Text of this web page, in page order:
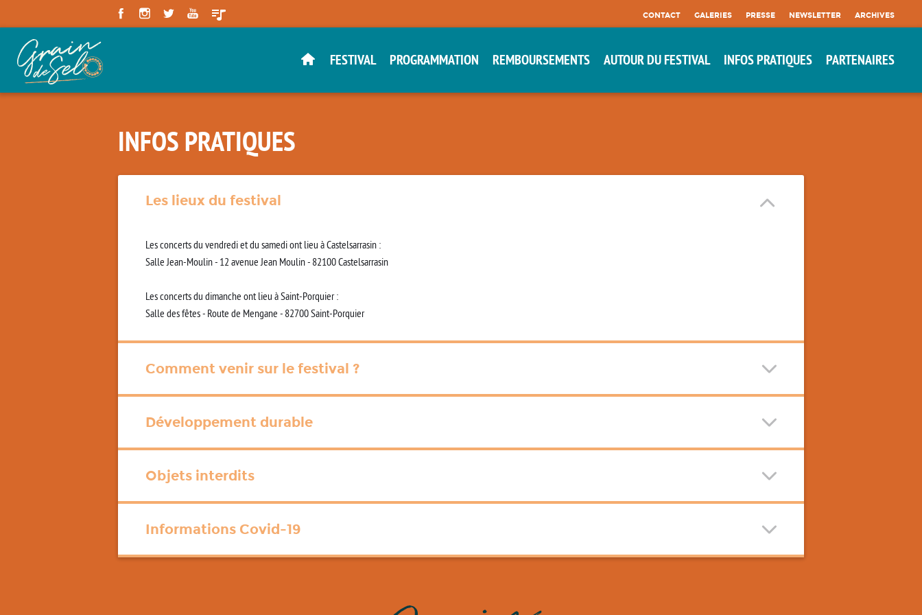
CONTACT GALERIES PRESSE NEWSLETTER ARCHIVES
FESTIVAL PROGRAMMATION REMBOURSEMENTS AUTOUR DU FESTIVAL INFOS PRATIQUES PARTENAIRES
INFOS PRATIQUES
Les lieux du festival
Les concerts du vendredi et du samedi ont lieu à Castelsarrasin :
Salle Jean-Moulin - 12 avenue Jean Moulin - 82100 Castelsarrasin
Les concerts du dimanche ont lieu à Saint-Porquier :
Salle des fêtes - Route de Mengane - 82700 Saint-Porquier
Comment venir sur le festival ?
Développement durable
Objets interdits
Informations Covid-19